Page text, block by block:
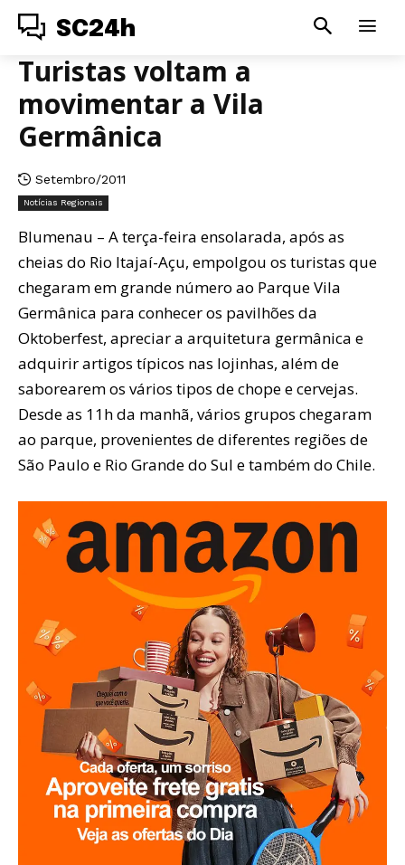
SC24h
Turistas voltam a
movimentar a Vila
Germânica
Setembro/2011
Notícias Regionais
Blumenau – A terça-feira ensolarada, após as
cheias do Rio Itajaí-Açu, empolgou os turistas que
chegaram em grande número ao Parque Vila
Germânica para conhecer os pavilhões da
Oktoberfest, apreciar a arquitetura germânica e
adquirir artigos típicos nas lojinhas, além de
saborearem os vários tipos de chope e cervejas.
Desde as 11h da manhã, vários grupos chegaram
ao parque, provenientes de diferentes regiões de
São Paulo e Rio Grande do Sul e também do Chile.